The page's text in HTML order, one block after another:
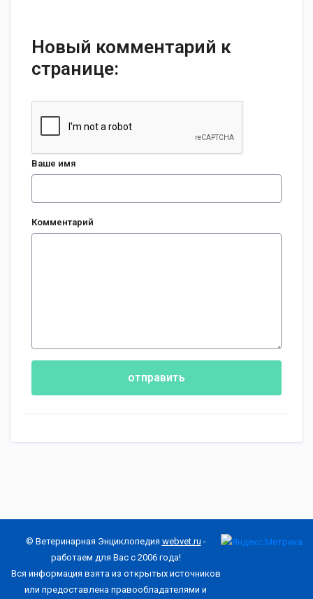
Новый комментарий к
странице:
Ваше имя
Комментарий
отправить
© Ветеринарная Энциклопедия webvet.ru -
работаем для Вас с 2006 года!
Вся информация взята из открытых источников
или предоставлена правообладателями и